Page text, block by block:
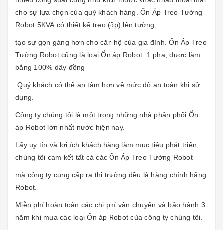
cho sự lựa chọn của quý khách hàng.
Ổn Áp Treo Tường
Robot 5KVA có thiết kế treo (ốp) lên tường,
tạo sự gọn gàng hơn cho căn hộ của gia đình. Ổn Áp Treo
Tường Robot cũng là loạiỔn áp Robot 1 pha, được làm
bằng 100% dây đồng
Quý khách có thể an tâm hơn về mức độ an toàn khi sử
dụng.
Công ty chúng tôi là một trong những nhà phân phối Ổn
áp Robot lớn nhất nước hiện nay.
Lấy uy tín và lợi ích khách hàng làm mục tiêu phát triển,
chúng tôi cam kết tất cả các Ổn Áp Treo Tường Robot
mà công ty cung cấp ra thị trường đều là hàng chính hãng
Robot.
Miễn phí hoàn toàn các chi phí vận chuyển và bảo hành 3
năm khi mua các loại Ổn áp Robot của công ty chúng tôi.